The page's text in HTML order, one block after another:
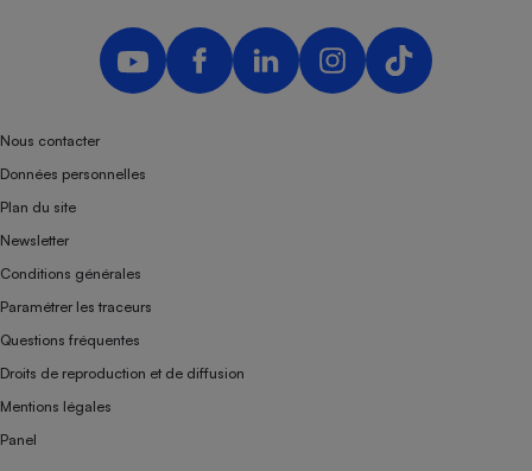
Nous contacter
Données personnelles
Plan du site
Newsletter
Conditions générales
Paramétrer les traceurs
Questions fréquentes
Droits de reproduction et de diffusion
Mentions légales
Panel